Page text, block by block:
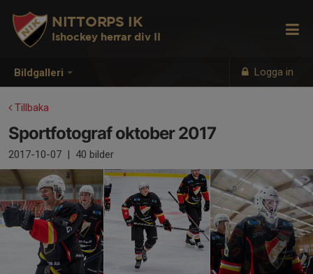
Bildgalleri Logga in
NITTORPS IK
Ishockey herrar div II
Tillbaka
Sportfotograf oktober 2017
2017-10-07 | 40 bilder